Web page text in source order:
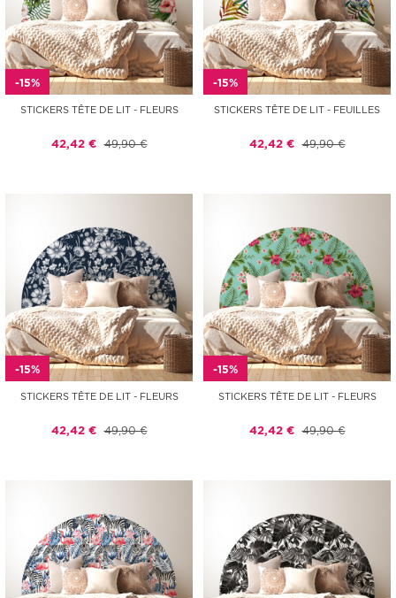
-15%
STICKERS TÊTE DE LIT - FLEURS
42,42 € 49,90 €
-15%
STICKERS TÊTE DE LIT - FEUILLES
42,42 € 49,90 €
-15%
STICKERS TÊTE DE LIT - FLEURS
42,42 € 49,90 €
-15%
STICKERS TÊTE DE LIT - FLEURS
42,42 € 49,90 €